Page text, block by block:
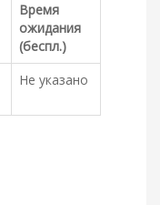
Время
ожидания
(беспл.)
Не указано